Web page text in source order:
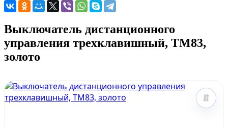
Выключатель дистанционного
управления трехклавишный, TM83,
золото